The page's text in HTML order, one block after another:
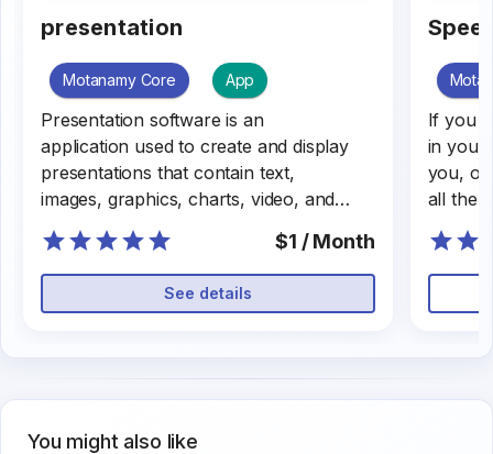
presentation
Motanamy Core App
Presentation software is an
application used to create and display
presentations that contain text,
images, graphics, charts, video, and
audio. This program allows users to
express ideas and information in a
visual and attractive way and helps to
communicate the message effectively
$1 / Month
See details
If you
in your
you, of
all the
You might also like